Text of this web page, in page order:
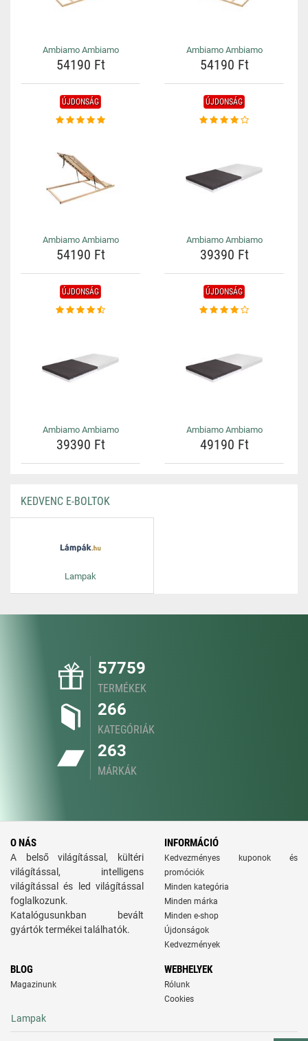
Ambiamo Ambiamo
54190 Ft
Ambiamo Ambiamo
54190 Ft
ÚJDONSÁG
Ambiamo Ambiamo
54190 Ft
ÚJDONSÁG
Ambiamo Ambiamo
39390 Ft
ÚJDONSÁG
Ambiamo Ambiamo
39390 Ft
ÚJDONSÁG
Ambiamo Ambiamo
49190 Ft
KEDVENC E-BOLTOK
Lampak
57759
TERMÉKEK
266
KATEGÓRIÁK
263
MÁRKÁK
O NÁS
A belső világítással, kültéri
világítással, intelligens
világítással és led világítással
foglalkozunk.
Katalógusunkban bevált
gyártók termékei találhatók.
INFORMÁCIÓ
Kedvezményes kuponok és
promóciók
Minden kategória
Minden márka
Minden e-shop
Újdonságok
Kedvezmények
BLOG
Magazinunk
WEBHELYEK
Rólunk
Cookies
Lampak